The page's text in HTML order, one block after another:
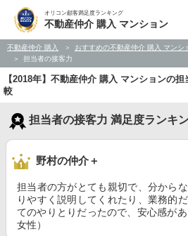
オリコン顧客満足度ランキング
不動産仲介 購入 マンション
不動産仲介 購入 おすすめの不動産仲介 購入 マンシ
担当者の接客力
【2018年】不動産仲介 購入 マンションの
較
担当者の接客力 満足度ランキ
野村の仲介＋
担当者の方がとても親切で、分から
りやすく説明してくれたり、業務的
てのやりとりだったので、安心感が
女性）